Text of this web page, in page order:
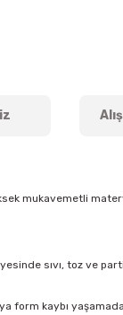
mukavemetli
sıvı, toz ve
form kaybı